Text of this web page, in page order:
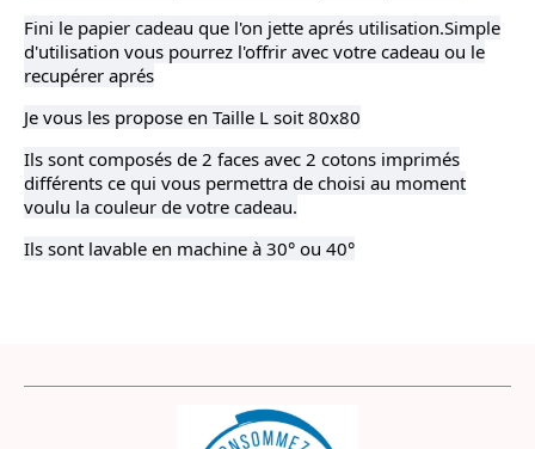
Fini le papier cadeau que l'on jette aprés utilisation.Simple
d'utilisation vous pourrez l'offrir avec votre cadeau ou le
recupérer aprés
Je vous les propose en Taille L soit 80x80
Ils sont composés de 2 faces avec 2 cotons imprimés
différents ce qui vous permettra de choisi au moment
voulu la couleur de votre cadeau.
Ils sont lavable en machine à 30° ou 40°